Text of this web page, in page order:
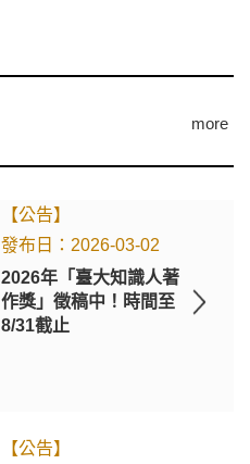
more
【公告】
2026-03-02
2026年「臺大知識人著
作獎」徵稿中！時間至
8/31截止
【公告】